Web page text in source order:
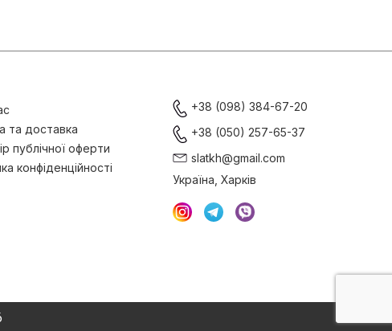
та доставка
публічної оферти
конфіденційності
+38 (098) 384-67-20
+38 (050) 257-65-37
slatkh@gmail.com
Україна, Харків